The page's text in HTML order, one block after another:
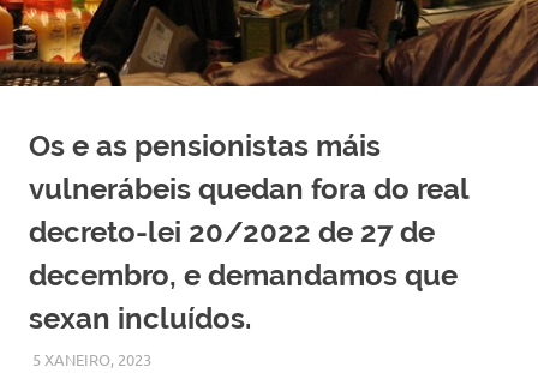
Os e as pensionistas máis
vulnerábeis quedan fora do real
decreto-lei 20/2022 de 27 de
decembro, e demandamos que
sexan incluídos.
5 XANEIRO, 2023MODEPEN
NOVAS DESTACADAS